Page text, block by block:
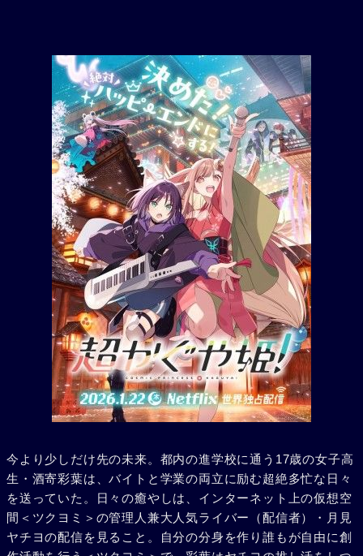
今より少しだけ先の未来。都内の進学校に通う17歳の女子高
生・酒寄彩葉は、バイトと学業の両立に励む超絶多忙な日々
を送っていた。日々の癒やしは、インターネット上の仮想空
間＜ツクヨミ＞の管理人兼大人気ライバー（配信者）・月見
ヤチヨの配信を見ること。自分の分身を作り誰もが自由に創